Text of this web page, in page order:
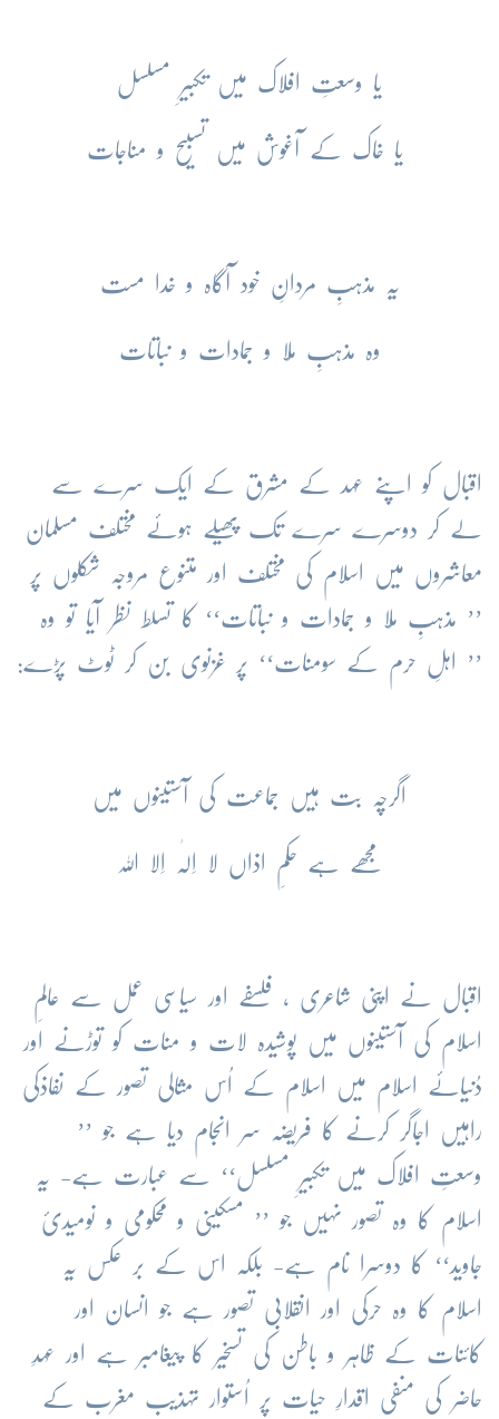
یا وسعتِ افلاک میں تکبیرِ مسلسل
یا خاک کے آغوش میں تسبیح و مناجات
یہ مذہبِ مردانِ خود آگاہ و خدا مست
وہ مذہبِ مُلا و جمادات و نباتات
اقبال کو اپنے عہد کے مشرق کے ایک سرے سے
لے کر دوسرے سرے تک پھیلے ہوئے مختلف مسلمان
معاشروں میں اسلام کی مختلف اور متنوع مروجہ شکلوں پر
’’ مذہبِ مُلا و جمادات و نباتات‘‘ کا تسلط نظر آیا تو وہ
’’ اہلِ حرم کے سومنات‘‘ پر غزنوی بن کر ٹوٹ پڑے:
اگرچہ بت ہیں جماعت کی آستینوں میں
مجھے ہے حکمِ اذاں لا اِلٰہ اِلا اللہ
اقبال نے اپنی شاعری ، فلسفے اور سیاسی عمل سے عالمِ
اسلام کی آستینوں میں پوشیدہ لات و منات کو توڑنے اور
دُنیائے اسلام میں اسلام کے اُس مثالی تصور کے نفاذکی
راہیں اجاگر کرنے کا فریضہ سر انجام دیا ہے جو ’’
وسعتِ افلاک میں تکبیرِ مسلسل‘‘ سے عبارت ہے- یہ
اسلام کا وہ تصور نہیں جو ’’ مسکینی و محکومی و نومیدیٔ
جاوید‘‘ کا دوسرا نام ہے- بلکہ اس کے بر عکس یہ
اسلام کا وہ حرکی اور انقلابی تصور ہے جو انسان اور
کائنات کے ظاہر و باطن کی تسخیر کا پیغامبر ہے اور عہدِ
حاضر کی منفی اقدارِ حیات پر اُستوار تہذیب مغرب کے